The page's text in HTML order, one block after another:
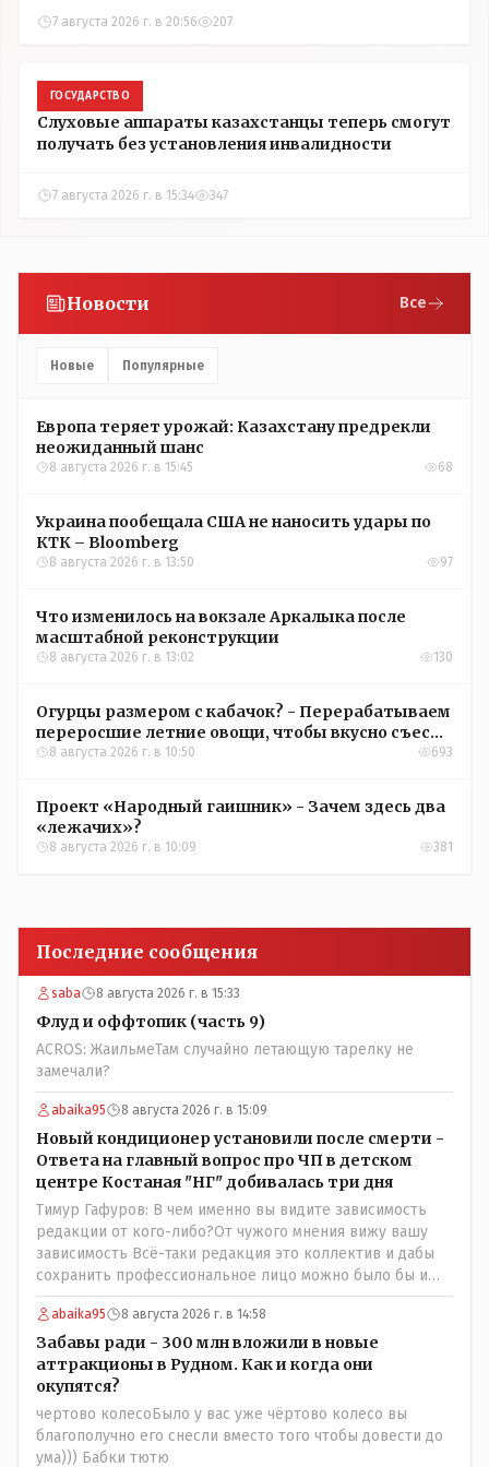
7 августа 2026 г. в 20:56 207
ГОСУДАРСТВО
Слуховые аппараты казахстанцы теперь смогут
получать без установления инвалидности
7 августа 2026 г. в 15:34 347
Новости Все
Новые Популярные
Европа теряет урожай: Казахстану предрекли
неожиданный шанс
8 августа 2026 г. в 15:45 68
Украина пообещала США не наносить удары по
КТК – Bloomberg
8 августа 2026 г. в 13:50 97
Что изменилось на вокзале Аркалыка после
масштабной реконструкции
8 августа 2026 г. в 13:02 130
Огурцы размером с кабачок? - Перерабатываем
переросшие летние овощи, чтобы вкусно съесть
зимой
8 августа 2026 г. в 10:50 693
Проект «Народный гаишник» - Зачем здесь два
«лежачих»?
8 августа 2026 г. в 10:09 381
Последние сообщения
saba 8 августа 2026 г. в 15:33
Флуд и оффтопик (часть 9)
ACROS: ЖаильмеТам случайно летающую тарелку не
замечали?
abaika95 8 августа 2026 г. в 15:09
Новый кондиционер установили после смерти -
Ответа на главный вопрос про ЧП в детском
центре Костаная "НГ" добивалась три дня
Тимур Гафуров: В чем именно вы видите зависимость
редакции от кого-либо?От чужого мнения вижу вашу
зависимость Всё-таки редакция это коллектив и дабы
сохранить профессиональное лицо можно было бы и
указать Общественному объединению на не
корректность высказываний о вас в том тоне в котором
была та публикация. Нет вы проглотили оскорбления и
побежали оправдываться Незнаю если бы моего
журналиста поносили на всю округу за его по сути
рабочую ошибку я бы его в обиду не дал. Да признать
ошибку но при этом и указать хейтерам их место как
мне кажется надо. А у вас как-то не получилось. В итоге
abaika95 8 августа 2026 г. в 14:58
Забавы ради - 300 млн вложили в новые
аттракционы в Рудном. Как и когда они
окупятся?
чертово колесоБыло у вас уже чёртово колесо вы
благополучно его снесли вместо того чтобы довести до
ума))) Бабки тютю